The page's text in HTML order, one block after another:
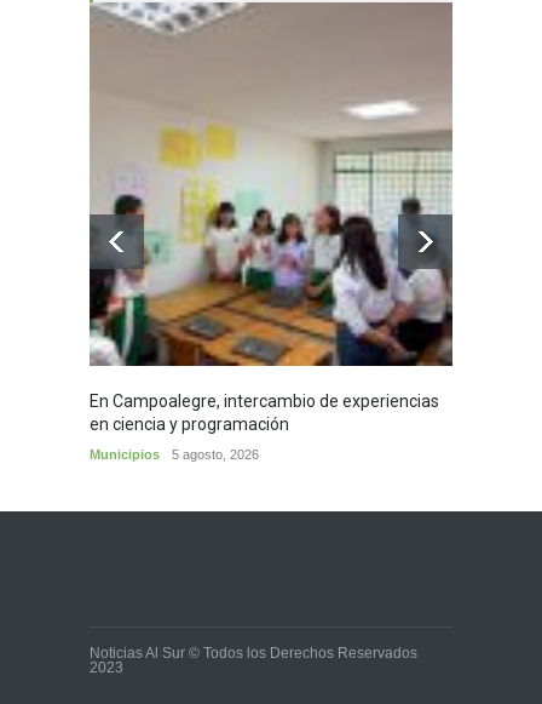
En Campoalegre, intercambio de experiencias
en ciencia y programación
Municipios 5 agosto, 2026
Noticias Al Sur © Todos los Derechos Reservados
2023